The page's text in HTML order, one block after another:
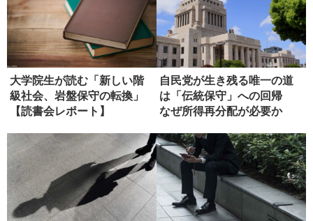
大学院生が読む「新しい階
級社会、岩盤保守の転換」
【読書会レポート】
自民党が生き残る唯一の道
は「伝統保守」への回帰
なぜ所得再分配が必要か